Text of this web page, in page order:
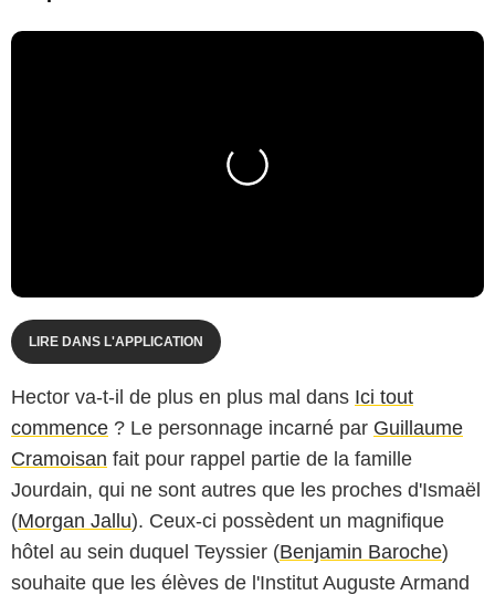
LIRE DANS L'APPLICATION
Hector va-t-il de plus en plus mal dans Ici tout
commence ? Le personnage incarné par Guillaume
Cramoisan fait pour rappel partie de la famille
Jourdain, qui ne sont autres que les proches d'Ismaël
(Morgan Jallu). Ceux-ci possèdent un magnifique
hôtel au sein duquel Teyssier (Benjamin Baroche)
souhaite que les élèves de l'Institut Auguste Armand